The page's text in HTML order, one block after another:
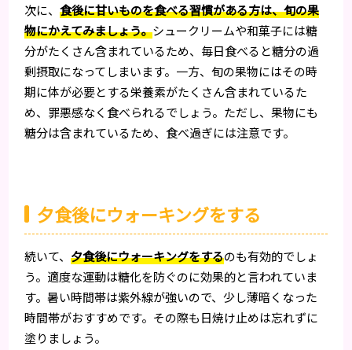
次に、食後に甘いものを食べる習慣がある方は、旬の果
物にかえてみましょう。シュークリームや和菓子には糖
分がたくさん含まれているため、毎日食べると糖分の過
剰摂取になってしまいます。一方、旬の果物にはその時
期に体が必要とする栄養素がたくさん含まれているた
め、罪悪感なく食べられるでしょう。ただし、果物にも
糖分は含まれているため、食べ過ぎには注意です。
夕食後にウォーキングをする
続いて、夕食後にウォーキングをするのも有効的でしょ
う。適度な運動は糖化を防ぐのに効果的と言われていま
す。暑い時間帯は紫外線が強いので、少し薄暗くなった
時間帯がおすすめです。その際も日焼け止めは忘れずに
塗りましょう。